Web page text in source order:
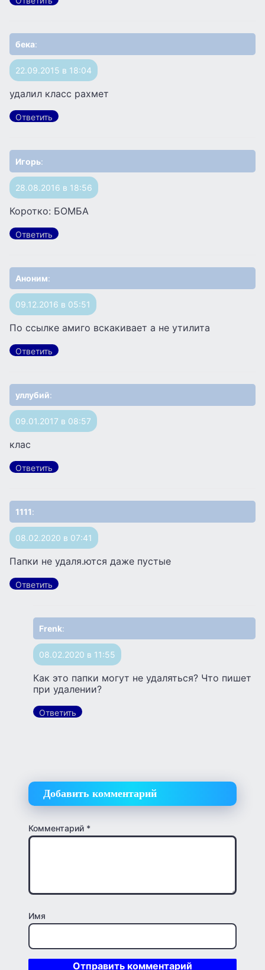
бека:
22.09.2015 в 18:04
удалил класс рахмет
Ответить
Игорь:
28.08.2016 в 18:56
Коротко: БОМБА
Ответить
Аноним:
09.12.2016 в 05:51
По ссылке амиго вскакивает а не утилита
Ответить
уллубий:
09.01.2017 в 08:57
клас
Ответить
1111:
08.02.2020 в 07:41
Папки не удаля.ются даже пустые
Ответить
Frenk:
08.02.2020 в 11:55
Как это папки могут не удаляться? Что пишет
при удалении?
Ответить
Добавить комментарий
Комментарий *
Имя